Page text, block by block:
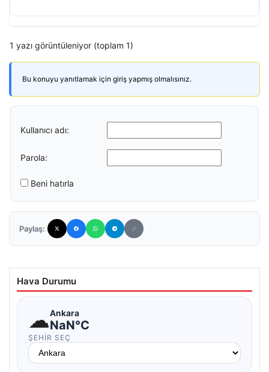
1 yazı görüntüleniyor (toplam 1)
Bu konuyu yanıtlamak için giriş yapmış olmalısınız.
Kullanıcı adı:
Parola:
Beni hatırla
Paylaş:
Hava Durumu
☁Ankara
NaN°C
ŞEHIR SEÇ